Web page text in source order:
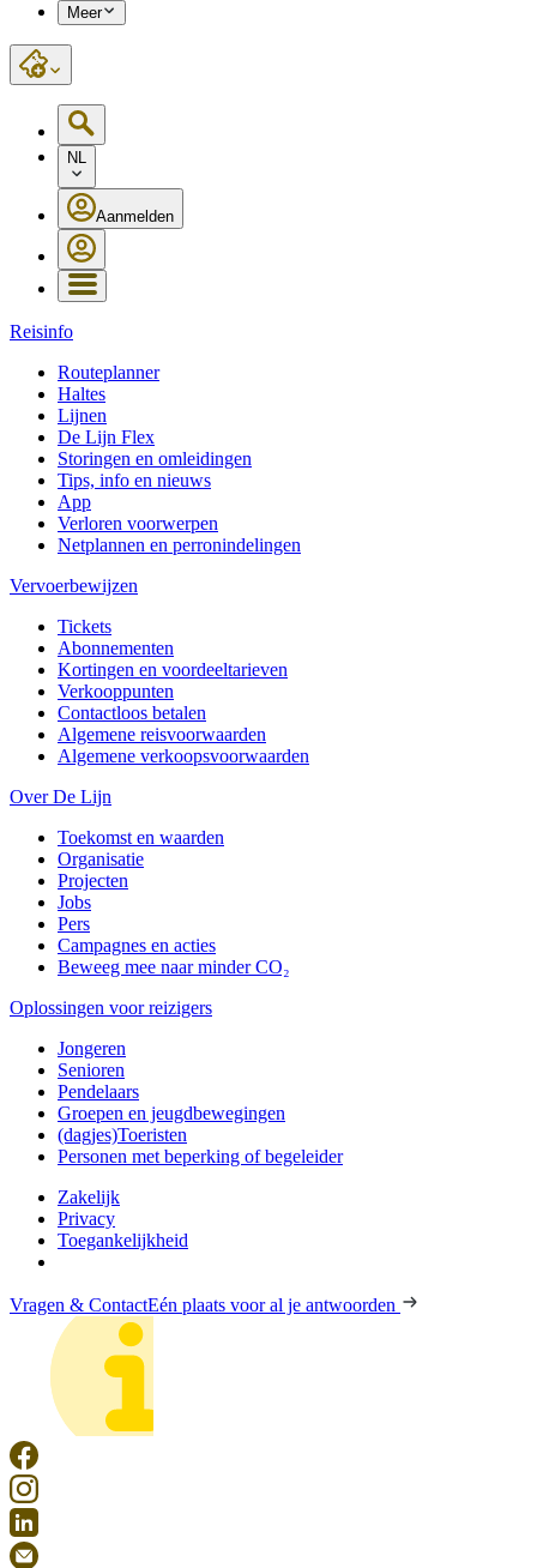
Meer
NL
Aanmelden
Reisinfo
Routeplanner
Haltes
Lijnen
De Lijn Flex
Storingen en omleidingen
Tips, info en nieuws
App
Verloren voorwerpen
Netplannen en perronindelingen
Vervoerbewijzen
Tickets
Abonnementen
Kortingen en voordeeltarieven
Verkooppunten
Contactloos betalen
Algemene reisvoorwaarden
Algemene verkoopsvoorwaarden
Over De Lijn
Toekomst en waarden
Organisatie
Projecten
Jobs
Pers
Campagnes en acties
Beweeg mee naar minder CO₂
Oplossingen voor reizigers
Jongeren
Senioren
Pendelaars
Groepen en jeugdbewegingen
(dagjes)Toeristen
Personen met beperking of begeleider
Zakelijk
Privacy
Toegankelijkheid
Vragen & ContactEén plaats voor al je antwoorden